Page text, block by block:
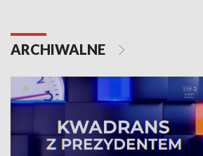
ARCHIWALNE